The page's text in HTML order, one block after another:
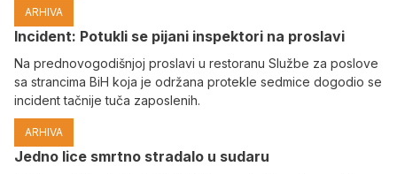
ARHIVA
Incident: Potukli se pijani inspektori na proslavi
Na prednovogodišnjoj proslavi u restoranu Službe za poslove
sa strancima BiH koja je održana protekle sedmice dogodio se
incident tačnije tuča zaposlenih.
ARHIVA
Јedno lice smrtno stradalo u sudaru